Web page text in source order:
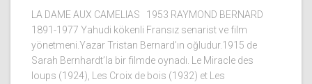
LA DAME AUX CAMELIAS 1953 RAYMOND BERNARD
1891-1977 Yahudi kökenli Fransız senarist ve film
yönetmeni.Yazar Tristan Bernard’ın oğludur.1915 de
Sarah Bernhardt’la bir filmde oynadı. Le Miracle des
loups (1924), Les Croix de bois (1932) et Les